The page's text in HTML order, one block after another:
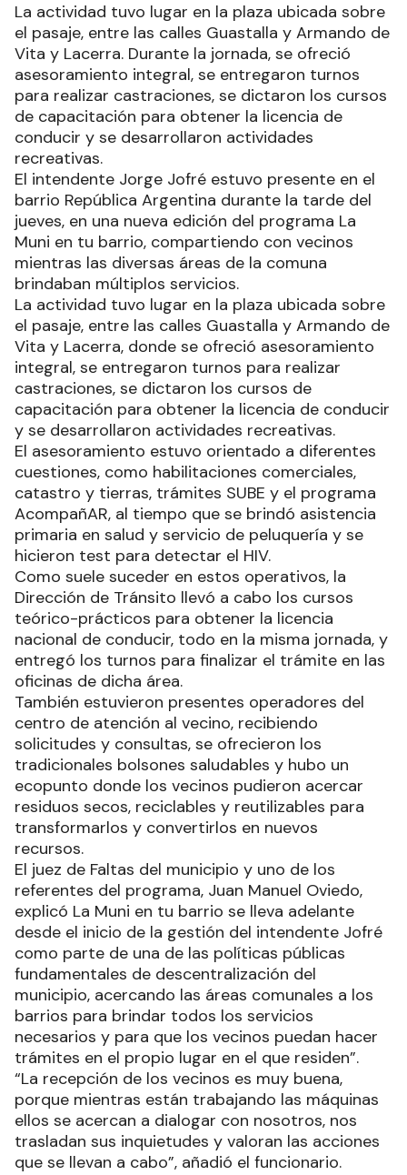
La actividad tuvo lugar en la plaza ubicada sobre
el pasaje, entre las calles Guastalla y Armando de
Vita y Lacerra. Durante la jornada, se ofreció
asesoramiento integral, se entregaron turnos
para realizar castraciones, se dictaron los cursos
de capacitación para obtener la licencia de
conducir y se desarrollaron actividades
recreativas.
El intendente Jorge Jofré estuvo presente en el
barrio República Argentina durante la tarde del
jueves, en una nueva edición del programa La
Muni en tu barrio, compartiendo con vecinos
mientras las diversas áreas de la comuna
brindaban múltiplos servicios.
La actividad tuvo lugar en la plaza ubicada sobre
el pasaje, entre las calles Guastalla y Armando de
Vita y Lacerra, donde se ofreció asesoramiento
integral, se entregaron turnos para realizar
castraciones, se dictaron los cursos de
capacitación para obtener la licencia de conducir
y se desarrollaron actividades recreativas.
El asesoramiento estuvo orientado a diferentes
cuestiones, como habilitaciones comerciales,
catastro y tierras, trámites SUBE y el programa
AcompañAR, al tiempo que se brindó asistencia
primaria en salud y servicio de peluquería y se
hicieron test para detectar el HIV.
Como suele suceder en estos operativos, la
Dirección de Tránsito llevó a cabo los cursos
teórico-prácticos para obtener la licencia
nacional de conducir, todo en la misma jornada, y
entregó los turnos para finalizar el trámite en las
oficinas de dicha área.
También estuvieron presentes operadores del
centro de atención al vecino, recibiendo
solicitudes y consultas, se ofrecieron los
tradicionales bolsones saludables y hubo un
ecopunto donde los vecinos pudieron acercar
residuos secos, reciclables y reutilizables para
transformarlos y convertirlos en nuevos
recursos.
El juez de Faltas del municipio y uno de los
referentes del programa, Juan Manuel Oviedo,
explicó La Muni en tu barrio se lleva adelante
desde el inicio de la gestión del intendente Jofré
como parte de una de las políticas públicas
fundamentales de descentralización del
municipio, acercando las áreas comunales a los
barrios para brindar todos los servicios
necesarios y para que los vecinos puedan hacer
trámites en el propio lugar en el que residen”.
“La recepción de los vecinos es muy buena,
porque mientras están trabajando las máquinas
ellos se acercan a dialogar con nosotros, nos
trasladan sus inquietudes y valoran las acciones
que se llevan a cabo”, añadió el funcionario.